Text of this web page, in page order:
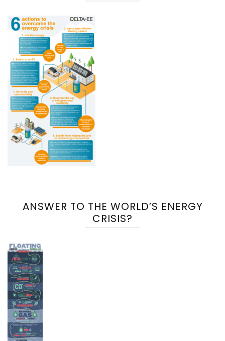
ANSWER TO THE WORLD’S ENERGY
CRISIS?